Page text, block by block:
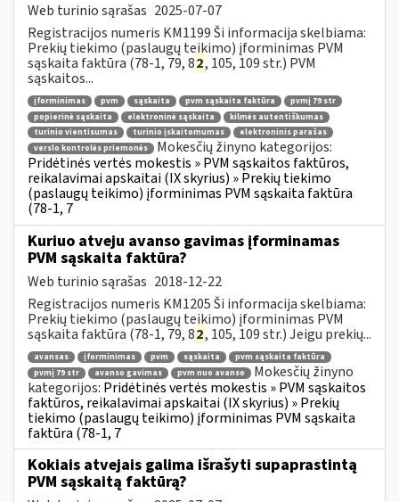
Web turinio sąrašas 2025-07-07
Registracijos numeris KM1199 Ši informacija skelbiama:
Prekių tiekimo (paslaugų teikimo) įforminimas PVM
sąskaita faktūra (78-1, 79, 82, 105, 109 str.) PVM
sąskaitos...
įforminimas pvm sąskaita pvm sąskaita faktūra
pvmį 79 str
popierinė sąskaita
elektroninė sąskaita
kilmės autentiškumas
turinio vientisumas
turinio įskaitomumas
elektroninis parašas
verslo kontrolės priemonės
Mokesčių žinyno kategorijos:
Pridėtinės vertės mokestis » PVM sąskaitos faktūros,
reikalavimai apskaitai (IX skyrius) » Prekių tiekimo
(paslaugų teikimo) įforminimas PVM sąskaita faktūra
(78-1, 7
Kuriuo atveju avanso gavimas įforminamas
PVM sąskaita faktūra?
Web turinio sąrašas 2018-12-22
Registracijos numeris KM1205 Ši informacija skelbiama:
Prekių tiekimo (paslaugų teikimo) įforminimas PVM
sąskaita faktūra (78-1, 79, 82, 105, 109 str.) Jeigu prekių...
avansas įforminimas pvm sąskaita
pvm sąskaita faktūra
pvmį 79 str
avanso gavimas pvm nuo avanso
Mokesčių žinyno
kategorijos: Pridėtinės vertės mokestis » PVM sąskaitos
faktūros, reikalavimai apskaitai (IX skyrius) » Prekių
tiekimo (paslaugų teikimo) įforminimas PVM sąskaita
faktūra (78-1, 7
Kokiais atvejais galima išrašyti supaprastintą
PVM sąskaitą faktūrą?